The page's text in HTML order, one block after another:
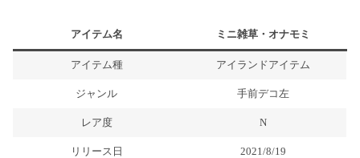
アイテム名 ミニ雑草・オナモミ
アイテム種 アイランドアイテム
ジャンル 手前デコ左
レア度 N
リリース日 2021/8/19